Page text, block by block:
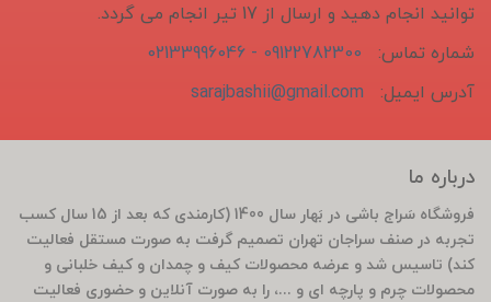
توانید انجام دهید و ارسال از 17 تیر انجام می گردد.
شماره تماس:
09122782300 - 02133996046
آدرس ایمیل:
sarajbashii@gmail.com
درباره ما
فروشگاه سَراج باشی در بَهار سال 1400 (کارمندی که بعد از 15 سال کسب
تجربه در صنف سراجان تهران تصمیم گرفت به صورت مستقل فعالیت
کند) تاسیس شد و عرضه محصولات کیف و چمدان و کیف خلبانی و
محصولات چرم و پارچه ای و ...، را به صورت آنلاین و حضوری فعالیت